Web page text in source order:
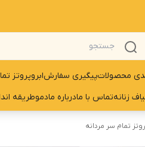
محصولاتپیگیری سفارشابروپروتز
زنانهتماس با مادرباره مادموطریقه
تمام سر مردانه